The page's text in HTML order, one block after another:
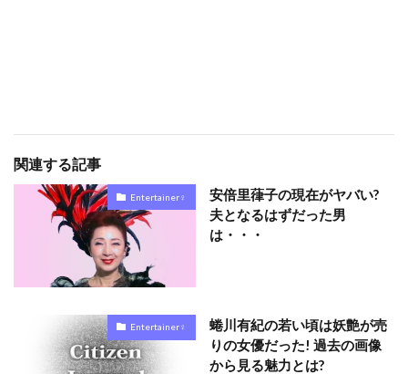
関連する記事
Entertainer♀
安倍里葎子の現在がヤバい?
夫となるはずだった男
は・・・
Entertainer♀
蜷川有紀の若い頃は妖艶が売
りの女優だった! 過去の画像
から見る魅力とは?